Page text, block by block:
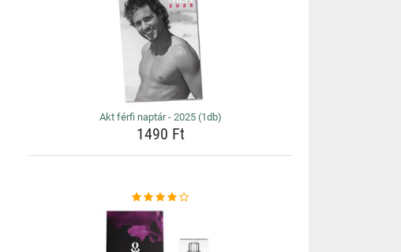
Akt férfi naptár - 2025 (1db)
1490 Ft